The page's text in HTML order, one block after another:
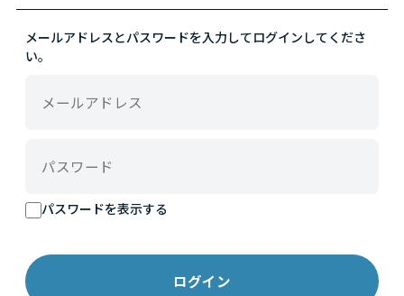
メールアドレスとパスワードを入力してログインしてくださ
い。
パスワードを表示する